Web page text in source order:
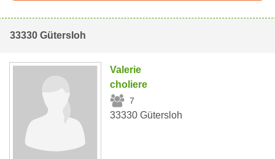
33330 Gütersloh
Valerie
choliere
7
33330 Gütersloh